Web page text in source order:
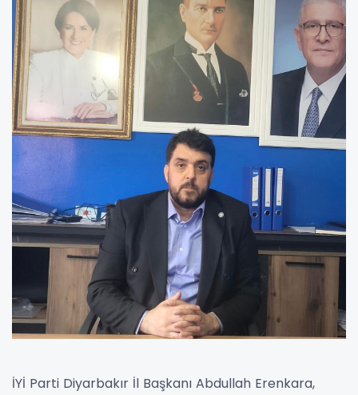
İYİ Parti Diyarbakır İl Başkanı Abdullah Erenkara,